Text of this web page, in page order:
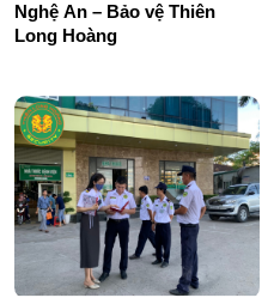
Nghệ An – Bảo vệ Thiên
Long Hoàng